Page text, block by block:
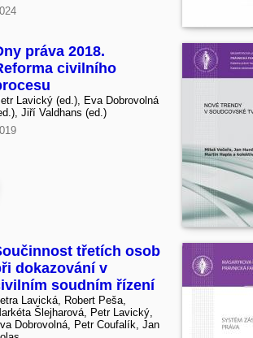
práva 2018.
civilního
Lavický (ed.), Eva Dobrovolná
Jiří Valdhans (ed.)
třetích osob
dokazování v
soudním řízení
Lavická, Robert Peša,
Šlejharová, Petr Lavický,
Dobrovolná, Petr Coufalík, Jan